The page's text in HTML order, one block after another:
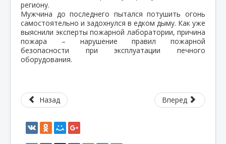
региону.
Мужчина до последнего пытался потушить огонь
самостоятельно и задохнулся в едком дыму. Как уже
выяснили эксперты пожарной лаборатории, причина
пожара – нарушение правил пожарной
безопасности при эксплуатации печного
оборудования.
Назад Вперед